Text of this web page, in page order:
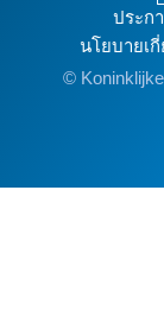
ประก
นโยบายเ
©